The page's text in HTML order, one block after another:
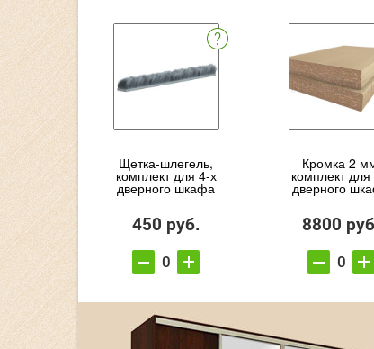
Щетка-шлегель,
комплект для 4-х
дверного шкафа
450 руб.
Кромка 2
комплект для
дверного
8800